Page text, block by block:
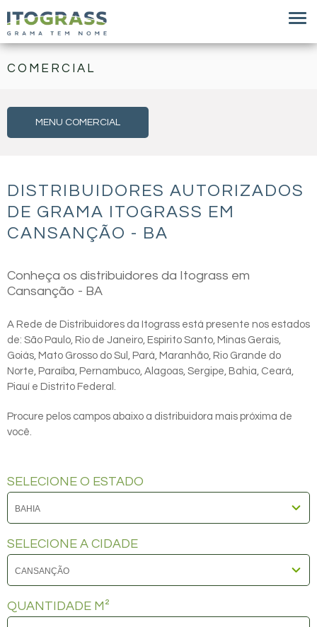
COMERCIAL
MENU COMERCIAL
DISTRIBUIDORES AUTORIZADOS
DE GRAMA ITOGRASS EM
CANSANÇÃO - BA
Conheça os distribuidores da Itograss em
Cansanção - BA
A Rede de Distribuidores da Itograss está presente nos estados
de: São Paulo, Rio de Janeiro, Espirito Santo, Minas Gerais,
Goiás, Mato Grosso do Sul, Pará, Maranhão, Rio Grande do
Norte, Paraíba, Pernambuco, Alagoas, Sergipe, Bahia, Ceará,
Piauí e Distrito Federal.
Procure pelos campos abaixo a distribuidora mais próxima de
você.
SELECIONE O ESTADO
SELECIONE A CIDADE
QUANTIDADE M²